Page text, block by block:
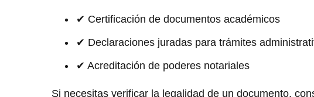
✔ Certificación de documentos académicos
✔ Declaraciones juradas para trámites
✔ Acreditación de poderes notariales
Si necesitas verificar la legalidad de un documento,